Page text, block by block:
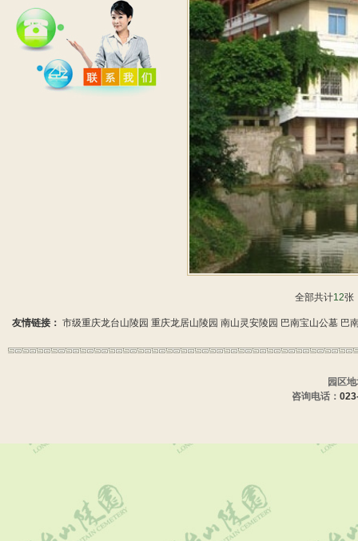
全部共计12
友情链接： 市级重庆龙台山陵园 重庆龙居山陵园 南山灵安陵园 巴南宝山公墓 巴
园区
咨询电话：